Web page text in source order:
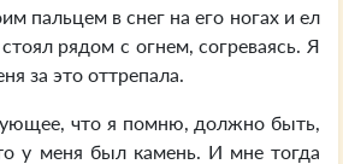
пальцем в снег на его ногах и ел
рядом с огнем, согреваясь. Я
за это оттрепала.
что я помню, должно быть,
у меня был камень. И мне тогда